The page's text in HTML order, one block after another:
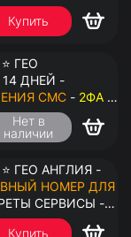
Купить
ДНЕЙ -
СМС - 2ФА -
В ОКТО
Нет в
наличии
-
НОМЕР ДЛЯ
СЕРВИСЫ -
Купить